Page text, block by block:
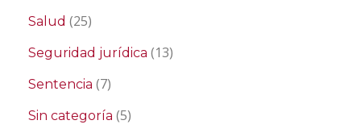
Salud (25)
Seguridad jurídica (13)
Sentencia (7)
Sin categoría (5)